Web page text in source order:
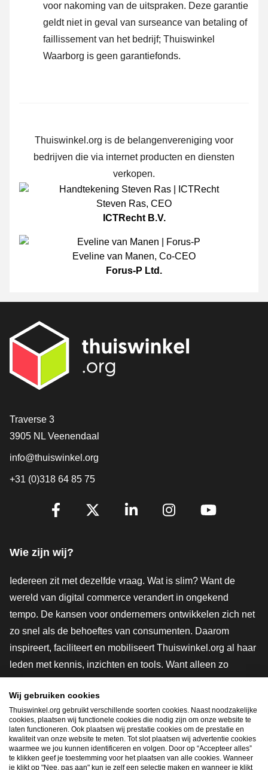
voor nakoming van de uitspraken. Deze garantie
geldt niet in geval van surseance van betaling of
faillissement van het bedrijf; Thuiswinkel
Waarborg is geen garantiefonds.
Thuiswinkel.org is de belangenvereniging voor
bedrijven die via internet producten en diensten
verkopen.
Steven Ras, CEO
ICTRecht B.V.
Eveline van Manen, Co-CEO
Forus-P Ltd.
Contact
Traverse 3
3905 NL Veenendaal
info@thuiswinkel.org
+31 (0)318 64 85 75
Volg je ons al?
Wie zijn wij?
Iedereen zit met dezelfde vraag. Wat is slim? Want de
wereld van digital commerce verandert in ongekend
tempo. De kansen voor ondernemers ontwikkelen zich net
zo snel als de behoeftes van consumenten. Daarom
inspireert, faciliteert en mobiliseert Thuiswinkel.org al haar
leden met kennis, inzichten en tools. Want alleen zo
innovatievere toekomst. Dus groei ook mee en maak
shoppen slimmer.
Lid worden
Wij gebruiken cookies
Thuiswinkel.org gebruikt verschillende soorten cookies. Naast noodzakelijke
cookies, plaatsen wij functionele cookies die nodig zijn om onze website te
laten functioneren. Ook plaatsen wij prestatie cookies om de prestatie en
kwaliteit van onze website te meten. Tot slot plaatsen wij advertentie cookies
waarmee we jou kunnen identificeren en volgen. Door op “Accepteer alles”
te klikken geef je toestemming voor het plaatsen van alle cookies. Wanneer
je klikt op "Nee, pas aan" kun je zelf een selectie maken en wanneer je klikt